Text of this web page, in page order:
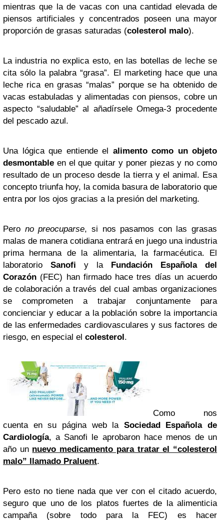
mientras que la de vacas con una cantidad elevada de
piensos artificiales y concentrados poseen una mayor
proporción de grasas saturadas (colesterol malo).
La industria no explica esto, en las botellas de leche se
cita sólo la palabra “grasa”. El marketing hace que una
leche rica en grasas “malas” porque se ha obtenido de
vacas estabuladas y alimentadas con piensos, cobre un
aspecto “saludable” al añadírsele Omega-3 procedente
del pescado azul.
Una lógica que entiende el alimento como un objeto
desmontable en el que quitar y poner piezas y no como
resultado de un proceso desde la tierra y el animal. Esa
concepto triunfa hoy, la comida basura de laboratorio que
entra por los ojos gracias a la presión del marketing.
Pero no preocuparse, si nos pasamos con las grasas
malas de manera cotidiana entrará en juego una industria
prima hermana de la alimentaria, la farmacéutica. El
laboratorio Sanofi y la Fundación Española del
Corazón (FEC) han firmado hace tres días un acuerdo
de colaboración a través del cual ambas organizaciones
se comprometen a trabajar conjuntamente para
concienciar y educar a la población sobre la importancia
de las enfermedades cardiovasculares y sus factores de
riesgo, en especial el colesterol.
Como nos
cuenta en su página web la Sociedad Española de
Cardiología, a Sanofi le aprobaron hace menos de un
año un nuevo medicamento para tratar el “colesterol
malo” llamado Praluent.
Pero esto no tiene nada que ver con el citado acuerdo,
seguro que uno de los platos fuertes de la alimenticia
campaña (sobre todo para la FEC) es hacer